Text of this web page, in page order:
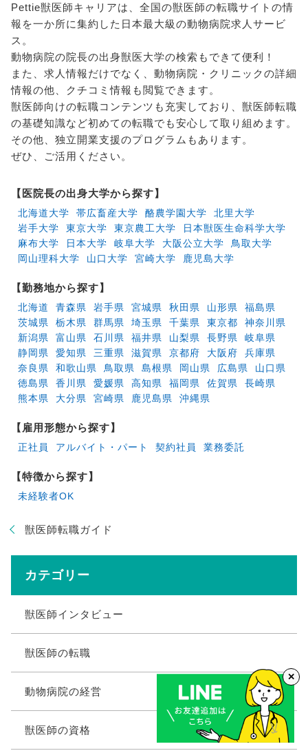
Pettie獣医師キャリアは、全国の獣医師の転職サイトの情
報を一か所に集約した日本最大級の動物病院求人サービ
ス。
動物病院の院長の出身獣医大学の検索もできて便利！
また、求人情報だけでなく、動物病院・クリニックの詳細
情報の他、クチコミ情報も閲覧できます。
獣医師向けの転職コンテンツも充実しており、獣医師転職
の基礎知識など初めての転職でも安心して取り組めます。
その他、独立開業支援のプログラムもあります。
ぜひ、ご活用ください。
【医院長の出身大学から探す】
北海道大学 帯広畜産大学 酪農学園大学
北里大学
岩手大学
東京大学 東京農工大学
日本獣医生命科学大学
麻布大学
日本大学 岐阜大学 大阪公立大学
鳥取大学
岡山理科大学
山口大学 宮崎大学 鹿児島大学
【勤務地から探す】
北海道 青森県 岩手県 宮城県 秋田県 山形県
福島県
茨城県
栃木県 群馬県 埼玉県 千葉県 東京都
神奈川県
新潟県
富山県 石川県 福井県 山梨県 長野県
岐阜県
静岡県
愛知県 三重県 滋賀県 京都府 大阪府
兵庫県
奈良県
和歌山県 鳥取県 島根県 岡山県 広島県
山口県
徳島県
香川県 愛媛県 高知県 福岡県 佐賀県
長崎県
熊本県
大分県 宮崎県 鹿児島県 沖縄県
【雇用形態から探す】
正社員 アルバイト・パート 契約社員 業務委託
【特徴から探す】
未経験者OK
獣医師転職ガイド
カテゴリー
獣医師インタビュー
獣医師の転職
動物病院の経営
獣医師の資格
✕